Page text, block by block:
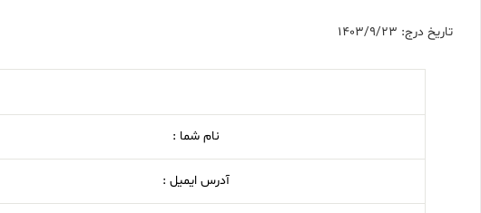
تاریخ درج: 1403/9/23
نام شما :
آدرس ایمیل :